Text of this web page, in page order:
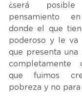
¿será
pensamiento
donde el que
poderoso y le va
que presenta una
completamente
que fuimos
pobreza y no para